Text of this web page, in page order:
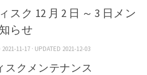
スク 12 月 2 日 ～ 3 日メン
らせ
2021-11-17 · UPDATED 2021-12-03
スクメンテナンス